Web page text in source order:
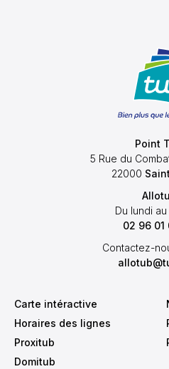
Point
5 Rue du
22000
Du lundi
02 96 01
Contactez-
Carte intéractive
Horaires des lignes
Proxitub
Domitub